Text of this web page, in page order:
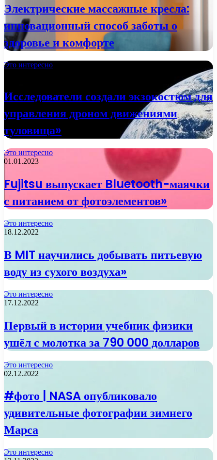
Электрические массажные кресла:
инновационный способ заботы о
здоровье и комфорте
Это интересно
Исследователи создали экзокостюм для
управления дроном движениями
туловища»
Это интересно
01.01.2023
Fujitsu выпускает Bluetooth-маячки
с питанием от фотоэлементов»
Это интересно
18.12.2022
В MIT научились добывать питьевую
воду из сухого воздуха»
Это интересно
17.12.2022
Первый в истории учебник физики
ушёл с молотка за 790 000 долларов
Это интересно
02.12.2022
#фото | NASA опубликовало
удивительные фотографии зимнего
Марса
Это интересно